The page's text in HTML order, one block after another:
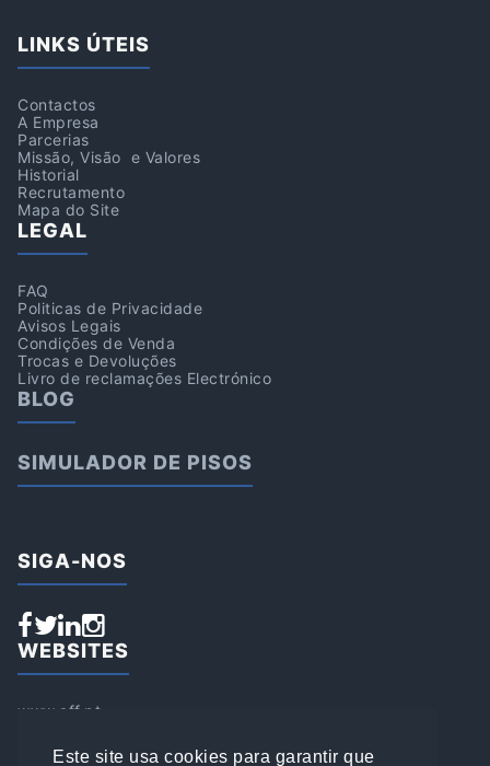
Este site usa cookies para garantir que
LINKS ÚTEIS
Contactos
A Empresa
Parcerias
Missão, Visão e Valores
Historial
Recrutamento
Mapa do Site
LEGAL
FAQ
Politicas de Privacidade
Avisos Legais
Condições de Venda
Trocas e Devoluções
Livro de reclamações Electrónico
BLOG
SIMULADOR DE PISOS
SIGA-NOS
WEBSITES
www.aff.pt
www.loja.affsports.pt